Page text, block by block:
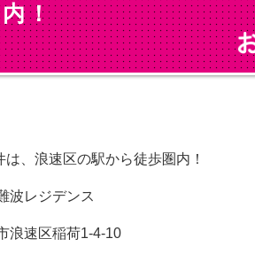
！
、浪速区の駅から徒歩圏内！
波レジデンス
浪速区稲荷1-4-10